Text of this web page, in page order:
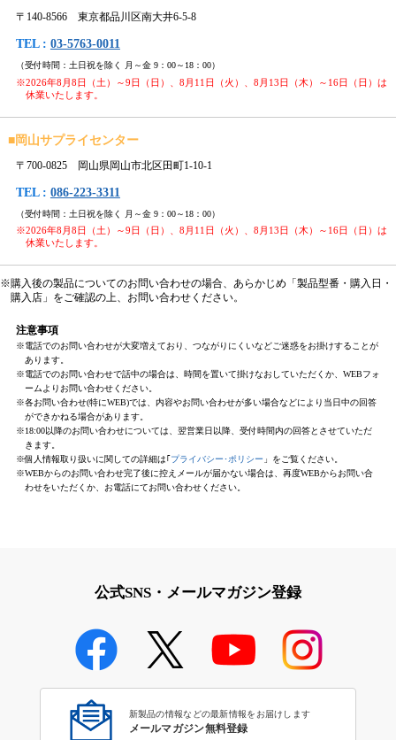
〒140-8566 東京都品川区南大井6-5-8
TEL : 03-5763-0011
（受付時間：土日祝を除く 月～金 9：00～18：00）
※2026年8月8日（土）～9日（日）、8月11日（火）、8月13日（木）～16日（日）は
休業いたします。
■岡山サプライセンター
〒700-0825 岡山県岡山市北区田町1-10-1
TEL : 086-223-3311
（受付時間：土日祝を除く 月～金 9：00～18：00）
※2026年8月8日（土）～9日（日）、8月11日（火）、8月13日（木）～16日（日）は
休業いたします。
※購入後の製品についてのお問い合わせの場合、あらかじめ「製品型番・購入日・
購入店」をご確認の上、お問い合わせください。
注意事項
※電話でのお問い合わせが大変増えており、つながりにくいなどご迷惑をお掛けすることが
あります。
※電話でのお問い合わせで話中の場合は、時間を置いて掛けなおしていただくか、WEBフォ
ームよりお問い合わせください。
※各お問い合わせ(特にWEB)では、内容やお問い合わせが多い場合などにより当日中の回答
ができかねる場合があります。
※18:00以降のお問い合わせについては、翌営業日以降、受付時間内の回答とさせていただ
きます。
※個人情報取り扱いに関しての詳細は｢プライバシー･ポリシー 」をご覧ください。
※WEBからのお問い合わせ完了後に控えメールが届かない場合は、再度WEBからお問い合
わせをいただくか、お電話にてお問い合わせください。
公式SNS・メールマガジン登録
新製品の情報などの最新情報をお届けします
メールマガジン無料登録